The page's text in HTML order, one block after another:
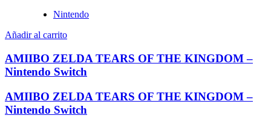
Nintendo
Añadir al carrito
AMIIBO ZELDA TEARS OF THE KINGDOM –
Nintendo Switch
AMIIBO ZELDA TEARS OF THE KINGDOM –
Nintendo Switch